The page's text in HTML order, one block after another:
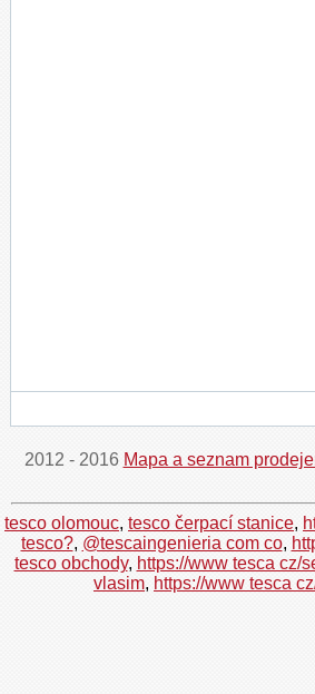
2012 - 2016 Mapa a seznam
tesco olomouc, tesco čerpací stanice,
tesco?, @tescaingenieria com co,
tesco obchody, https://www tesca cz/
vlasim, https://www tesca